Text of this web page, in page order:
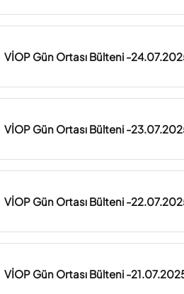
VİOP Gün Ortası Bülteni -
VİOP Gün Ortası Bülteni -
VİOP Gün Ortası Bülteni -
VİOP Gün Ortası Bülteni -